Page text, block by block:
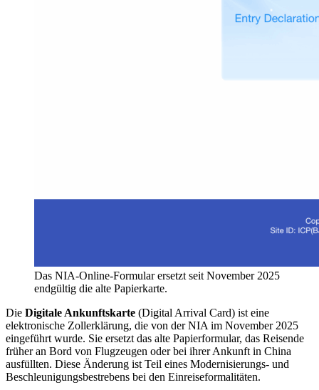
Das NIA-Online-Formular ersetzt seit November 2025
endgültig die alte Papierkarte.
Die Digitale Ankunftskarte (Digital Arrival Card) ist eine
elektronische Zollerklärung, die von der NIA im November 2025
eingeführt wurde. Sie ersetzt das alte Papierformular, das Reisende
früher an Bord von Flugzeugen oder bei ihrer Ankunft in China
ausfüllten. Diese Änderung ist Teil eines Modernisierungs- und
Beschleunigungsbestrebens bei den Einreiseformalitäten.